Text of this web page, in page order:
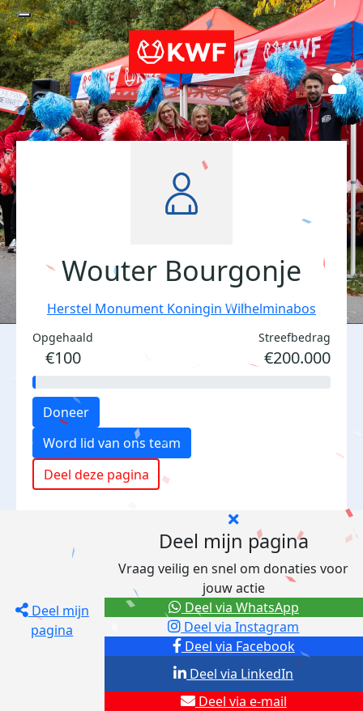
Wouter Bourgonje
Herstel Monument Koningin Wilhelminabos
Opgehaald
€100
Streefbedrag
€200.000
Doneer
Word lid van ons team
Deel deze pagina
Deel mijn
pagina
Deel mijn pagina
Vraag veilig en snel om donaties voor
jouw actie
Deel via Facebook
Deel via Instagram
Deel via e-mail
Deel via LinkedIn
Deel via WhatsApp